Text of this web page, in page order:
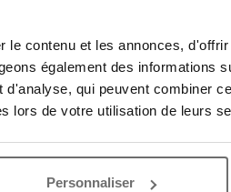
le contenu et les annonces,
également des informations
qui peuvent combiner
lors de votre utilisation de leurs
Personnaliser